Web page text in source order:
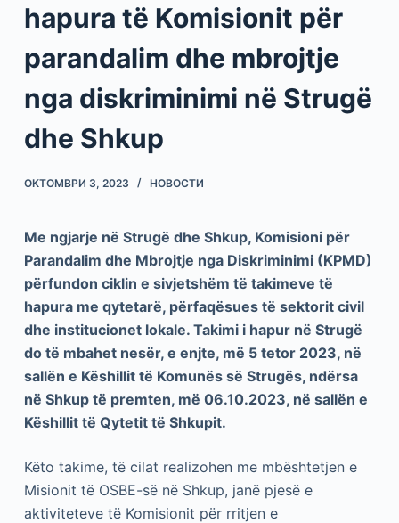
hapura të Komisionit për
parandalim dhe mbrojtje
nga diskriminimi në Strugë
dhe Shkup
ОКТОМВРИ 3, 2023 НОВОСТИ
Me ngjarje në Strugë dhe Shkup, Komisioni për
Parandalim dhe Mbrojtje nga Diskriminimi (KPMD)
përfundon ciklin e sivjetshëm të takimeve të
hapura me qytetarë, përfaqësues të sektorit civil
dhe institucionet lokale. Takimi i hapurnë Strugë
do të mbahet nesër, e enjte, më 5 tetor 2023, në
sallën e Këshillit të Komunës së Strugës, ndërsa
në Shkup të premten, më 06.10.2023, në sallën e
Këshillit të Qytetit të Shkupit.
Këto takime, të cilat realizohen me mbështetjen e
Misionit të OSBE-së në Shkup, janë pjesë e
aktiviteteve të Komisionit për rritjen e